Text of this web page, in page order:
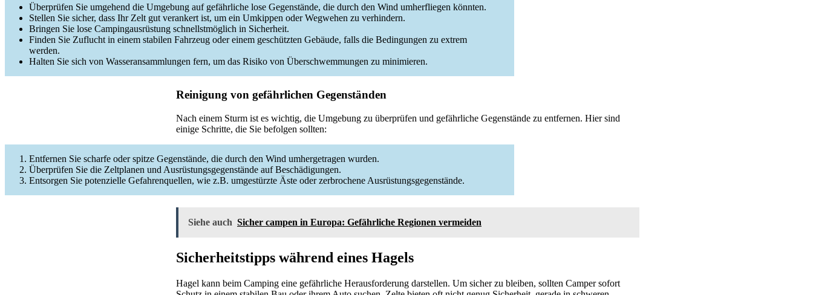
Überprüfen Sie umgehend die Umgebung auf gefährliche lose Gegenstände, die durch den Wind umherfliegen könnten.
Stellen Sie sicher, dass Ihr Zelt gut verankert ist, um ein Umkippen oder Wegwehen zu verhindern.
Bringen Sie lose Campingausrüstung schnellstmöglich in Sicherheit.
Finden Sie Zuflucht in einem stabilen Fahrzeug oder einem geschützten Gebäude, falls die Bedingungen zu extrem
werden.
Halten Sie sich von Wasseransammlungen fern, um das Risiko von Überschwemmungen zu minimieren.
Reinigung von gefährlichen Gegenständen
Nach einem Sturm ist es wichtig, die Umgebung zu überprüfen und gefährliche Gegenstände zu entfernen. Hier sind
einige Schritte, die Sie befolgen sollten:
Entfernen Sie scharfe oder spitze Gegenstände, die durch den Wind umhergetragen wurden.
Überprüfen Sie die Zeltplanen und Ausrüstungsgegenstände auf Beschädigungen.
Entsorgen Sie potenzielle Gefahrenquellen, wie z.B. umgestürzte Äste oder zerbrochene Ausrüstungsgegenstände.
Siehe auch Sicher campen in Europa: Gefährliche Regionen vermeiden
Sicherheitstipps während eines Hagels
Hagel kann beim Camping eine gefährliche Herausforderung darstellen. Um sicher zu bleiben, sollten Camper sofort